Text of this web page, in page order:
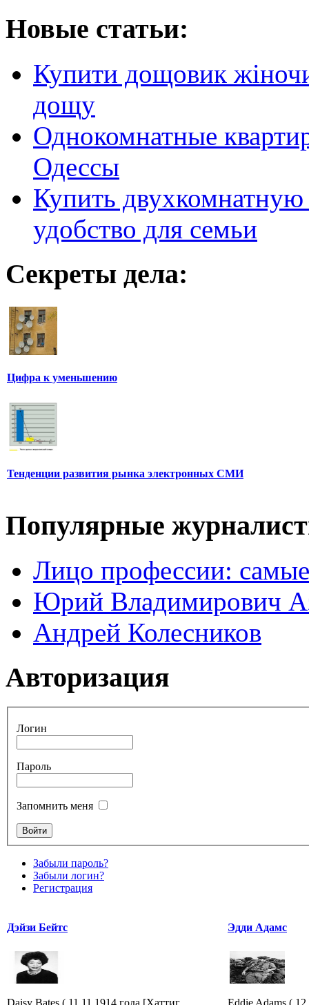
Новые статьи:
Купити дощовик
дощу
Однокомнатные
Одессы
Купить
удобство для семьи
Секреты дела:
Цифра к уменьшению
Тенденции развития рынка электронных СМИ
Популярные
Лицо профессии:
Юрий Владимирович
Андрей Колесников
Авторизация
Логин
Пароль
Запомнить меня
Забыли пароль?
Забыли логин?
Регистрация
Дэйзи Бейтс Эдди Адамс